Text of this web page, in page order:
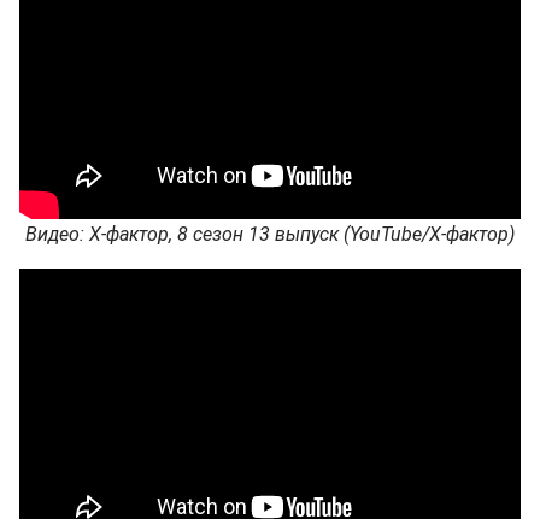
Видео: Х-фактор, 8 сезон 13 выпуск (YouTube/Х-фактор)